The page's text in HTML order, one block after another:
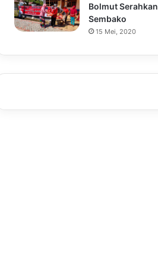
Bolmut Serahkan
Sembako
15 Mei, 2020